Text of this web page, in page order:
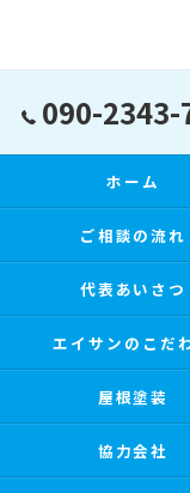
090-2343-
ホーム
ご相談の流れ
代表あいさつ
エイサンのこだ
屋根塗装
協力会社